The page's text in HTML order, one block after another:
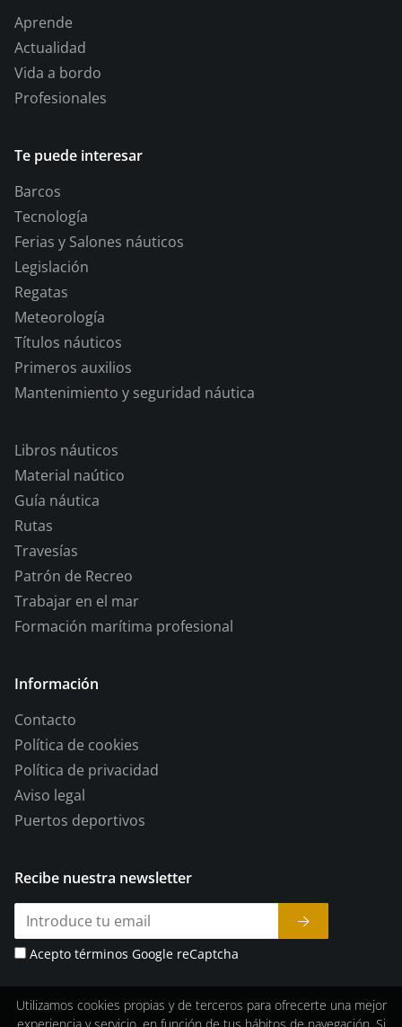
Aprende
Actualidad
Vida a bordo
Profesionales
Te puede interesar
Barcos
Tecnología
Ferias y Salones náuticos
Legislación
Regatas
Meteorología
Títulos náuticos
Primeros auxilios
Mantenimiento y seguridad náutica
Libros náuticos
Material naútico
Guía náutica
Rutas
Travesías
Patrón de Recreo
Trabajar en el mar
Formación marítima profesional
Información
Contacto
Política de cookies
Política de privacidad
Aviso legal
Puertos deportivos
Recibe nuestra newsletter
Acepto términos Google reCaptcha
Utilizamos cookies propias y de terceros para ofrecerte una mejor